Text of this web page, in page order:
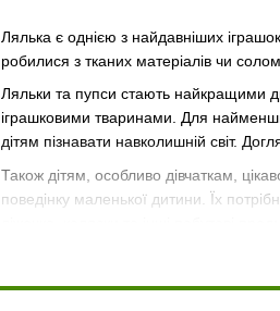
Лялька є однією з найдавніших
робилися з тканих матеріалів чи
Ляльки та пупси стають найкращими
іграшковими тваринами. Для
дітям пізнавати навколишній світ.
Також дітям, особливо дівчаткам,
поведінку маленької дитини. Їх